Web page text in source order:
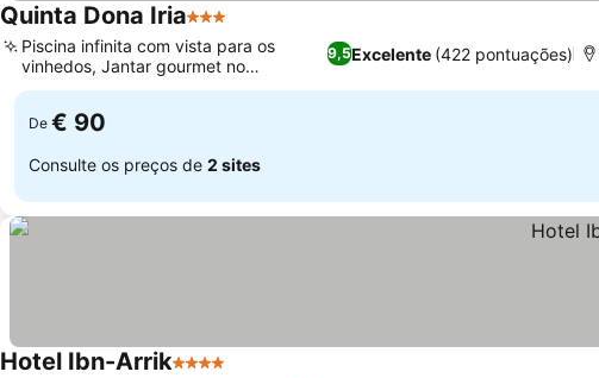
Quinta Dona Iria3 Estrelas
9,5Excelente (422 pontuações)
Piscina infinita com vista para os
vinhedos, Jantar gourmet no
restaurante Safra
De € 90
Consulte os preços de 2 sites
Hotel Ibn-Arrik